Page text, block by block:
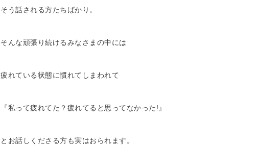
そう話される方たちばかり。
そんな頑張り続けるみなさまの中には
疲れている状態に慣れてしまわれて
『私って疲れてた？疲れてると思ってなかった!』
とお話しくださる方も実はおられます。